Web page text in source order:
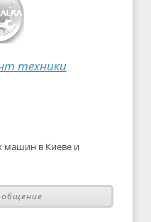
техники
машин в Киеве и